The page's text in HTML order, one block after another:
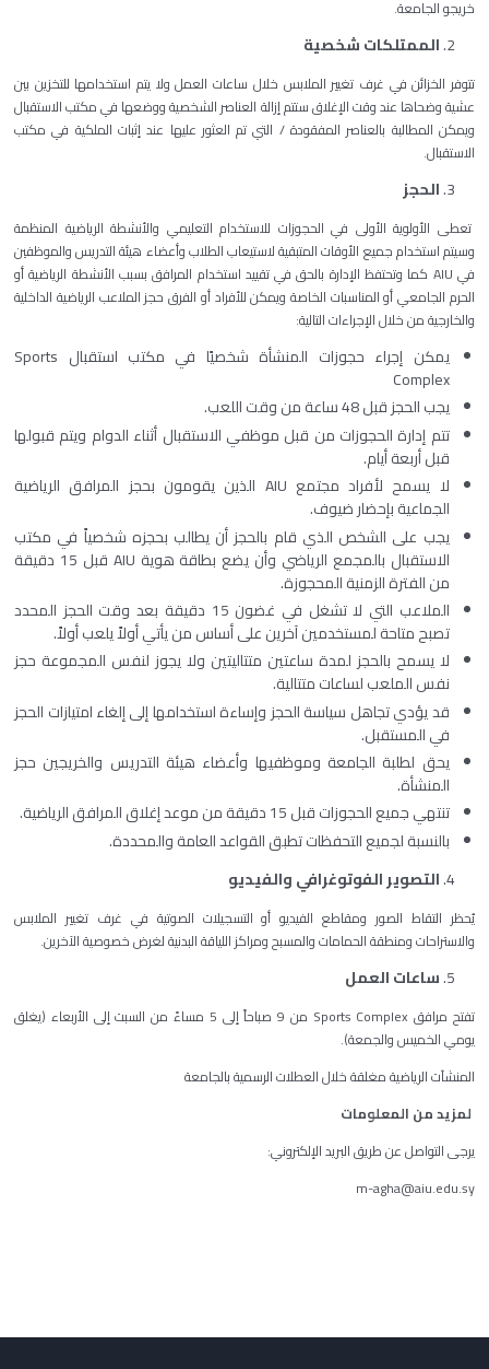
خريجو الجامعة.
الممتلكات شخصية
تتوفر الخزائن في غرف تغيير الملابس خلال ساعات العمل ولا يتم استخدامها للتخزين بين
عشية وضحاها عند وقت الإغلاق ستتم إزالة العناصر الشخصية ووضعها في مكتب الاستقبال
ويمكن المطالبة بالعناصر المفقودة / التي تم العثور عليها عند إثبات الملكية في مكتب
الاستقبال.
الحجز
تعطى الأولوية الأولى في الحجوزات للاستخدام التعليمي والأنشطة الرياضية المنظمة
وسيتم استخدام جميع الأوقات المتبقية لاستيعاب الطلاب وأعضاء هيئة التدريس والموظفين
في AIU كما وتحتفظ الإدارة بالحق في تقييد استخدام المرافق بسبب الأنشطة الرياضية أو
الحرم الجامعي أو المناسبات الخاصة ويمكن للأفراد أو الفرق حجز الملاعب الرياضية الداخلية
والخارجية من خلال الإجراءات التالية:
يمكن إجراء حجوزات المنشأة شخصيًا في مكتب استقبال Sports
Complex
يجب الحجز قبل 48 ساعة من وقت اللعب.
تتم إدارة الحجوزات من قبل موظفي الاستقبال أثناء الدوام ويتم قبولها
قبل أربعة أيام.
لا يسمح لأفراد مجتمع AIU الذين يقومون بحجز المرافق الرياضية
الجماعية بإحضار ضيوف.
يجب على الشخص الذي قام بالحجز أن يطالب بحجزه شخصياً في مكتب
الاستقبال بالمجمع الرياضي وأن يضع بطاقة هوية AIU قبل 15 دقيقة
من الفترة الزمنية المحجوزة.
الملاعب التي لا تشغل في غضون 15 دقيقة بعد وقت الحجز المحدد
تصبح متاحة لمستخدمين آخرين على أساس من يأتي أولاً يلعب أولاً.
لا يسمح بالحجز لمدة ساعتين متتاليتين ولا يجوز لنفس المجموعة حجز
نفس الملعب لساعات متتالية.
قد يؤدي تجاهل سياسة الحجز وإساءة استخدامها إلى إلغاء امتيازات الحجز
في المستقبل.
يحق لطلبة الجامعة وموظفيها وأعضاء هيئة التدريس والخريجين حجز
المنشأة.
تنتهي جميع الحجوزات قبل 15 دقيقة من موعد إغلاق المرافق الرياضية.
بالنسبة لجميع التحفظات تطبق القواعد العامة والمحددة.
التصوير الفوتوغرافي والفيديو
يُحظر التقاط الصور ومقاطع الفيديو أو التسجيلات الصوتية في غرف تغيير الملابس
والاستراحات ومنطقة الحمامات والمسبح ومراكز اللياقة البدنية لغرض خصوصية الآخرين.
ساعات العمل
تفتح مرافق Sports Complex من 9 صباحاً إلى 5 مساءً من السبت إلى الأربعاء (يغلق
يومي الخميس والجمعة).
المنشآت الرياضية مغلقة خلال العطلات الرسمية بالجامعة
لمزيد من المعلومات
يرجى التواصل عن طريق البريد الإلكتروني:
m-agha@aiu.edu.sy